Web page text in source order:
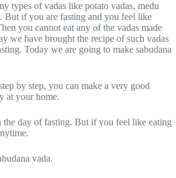
types of vadas like potato vadas, medu
But if you are fasting and you feel like
you cannot eat any of the vadas made
we have brought the recipe of such vadas
Today we are going to make sabudana
by step, you can make a very good
at your home.
the day of fasting. But if you feel like eating
vada.